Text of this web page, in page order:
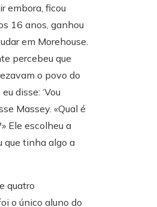
embora, ficou
16 anos, ganhou
em Morehouse.
percebeu que
o povo do
disse: ‘Vou
Massey. «Qual é
Ele escolheu a
que tinha algo a
quatro
o único aluno do